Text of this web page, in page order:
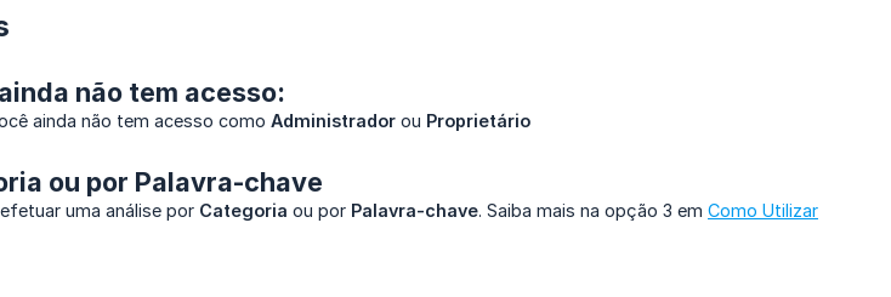
não tem acesso:
ainda não tem acesso como Administrador ou Proprietário
ou por Palavra-chave
uma análise por Categoria ou por Palavra-chave. Saiba mais na opção 3 em Como Utilizar